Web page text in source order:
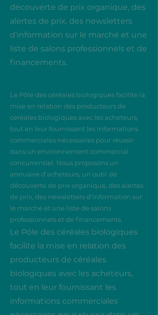
découverte de prix organique, des
alertes de prix, des newsletters
d'information sur le marché et une
liste de salons professionnels et de
financements.
Le Pôle des céréales biologiques facilite la
mise en relation des producteurs de
céréales biologiques avec les acheteurs,
tout en leur fournissant les informations
commerciales nécessaires pour réussir
dans un environnement commercial
concurrentiel. Nous proposons un
annuaire d'acheteurs, un outil de
découverte de prix organique, des alertes
de prix, des newsletters d'information sur
le marché et une liste de salons
professionnels et de financements.
Le Pôle des céréales biologiques
facilite la mise en relation des
producteurs de céréales
biologiques avec les acheteurs,
tout en leur fournissant les
informations commerciales